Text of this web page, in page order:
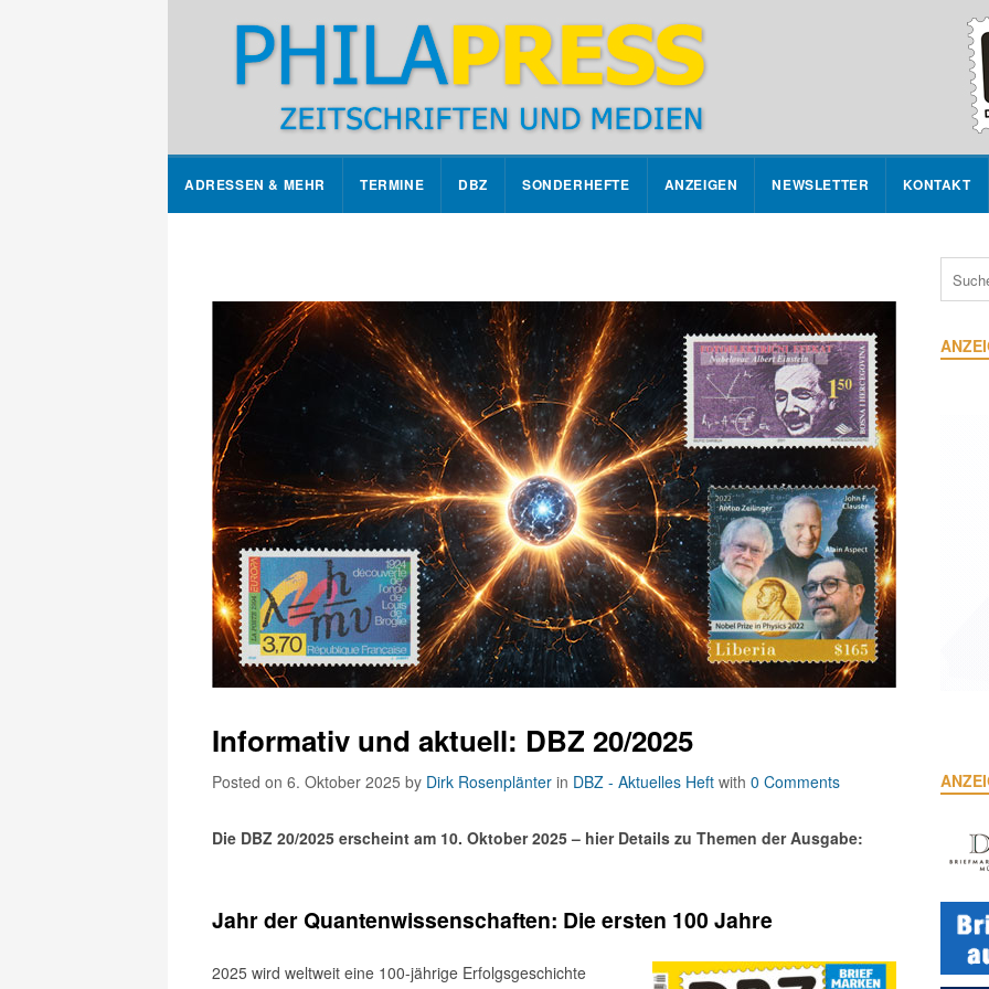
ADRESSEN & MEHR TERMINE DBZ SONDERHEFTE ANZEIGEN NEWSLETTER KONTAKT
Informativ und aktuell: DBZ 20/2025
Posted on 6. Oktober 2025 by Dirk Rosenplänter in DBZ - Aktuelles Heft with 0 Comments
Die DBZ 20/2025 erscheint am 10. Oktober 2025 – hier Details zu Themen der Ausgabe:
Jahr der Quantenwissenschaften: Die ersten 100 Jahre
2025 wird weltweit eine 100-jährige Erfolgsgeschichte